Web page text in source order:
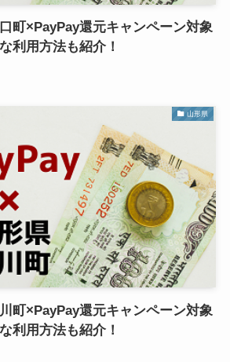
町×PayPay還元キャンペーン対象
利用方法も紹介！
山形県
町×PayPay還元キャンペーン対象
利用方法も紹介！